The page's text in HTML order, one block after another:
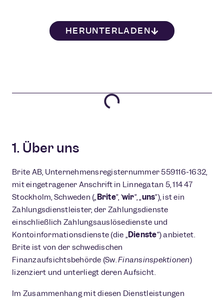
HERUNTERLADEN
1. Über uns
Brite AB, Unternehmensregisternummer 559116-1632,
mit eingetragener Anschrift in Linnégatan 5, 114 47
Stockholm, Schweden („Brite“, ‘wir“, „uns“), ist ein
Zahlungsdienstleister, der Zahlungsdienste
einschließlich Zahlungsauslösedienste und
Kontoinformationsdienste (die „Dienste“) anbietet.
Brite ist von der schwedischen
Finanzaufsichtsbehörde (Sw.Finansinspektionen)
lizenziert und unterliegt deren Aufsicht.
Im Zusammenhang mit diesen Dienstleistungen